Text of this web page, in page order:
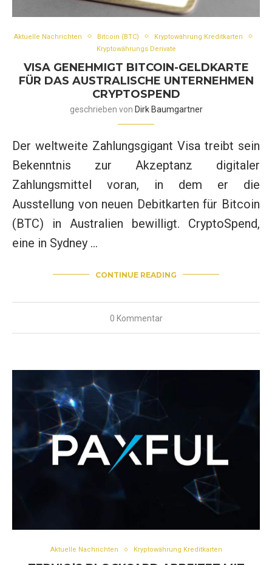
Aktuelle Nachrichten Bitcoin (BTC)
Kryptowährung Kreditkarten
Kryptowährungs Derivate
VISA GENEHMIGT BITCOIN-GELDKARTE
FÜR DAS AUSTRALISCHE UNTERNEHMEN
CRYPTOSPEND
geschrieben von Dirk Baumgartner
Der weltweite Zahlungsgigant Visa treibt sein
Bekenntnis zur Akzeptanz digitaler
Zahlungsmittel voran, in dem er die
Ausstellung von neuen Debitkarten für Bitcoin
(BTC) in Australien bewilligt. CryptoSpend,
eine in Sydney …
CONTINUE READING
0 Kommentar
Aktuelle Nachrichten Kryptowährung Kreditkarten